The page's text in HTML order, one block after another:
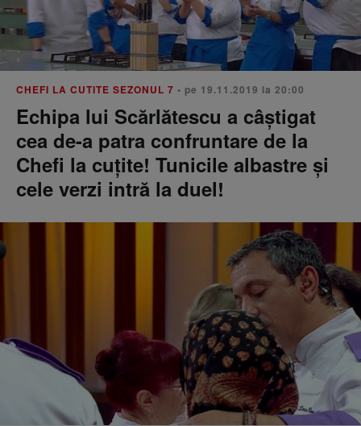
CHEFI LA CUTITE SEZONUL 7 • pe 19.11.2019 la 20:00
Echipa lui Scărlătescu a câştigat
cea de-a patra confruntare de la
Chefi la cuţite! Tunicile albastre şi
cele verzi intră la duel!